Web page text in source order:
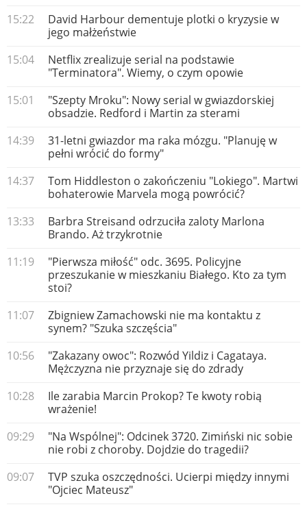
15:22
David Harbour dementuje plotki o kryzysie w
jego małżeństwie
15:04
Netflix zrealizuje serial na podstawie
"Terminatora". Wiemy, o czym opowie
15:01
"Szepty Mroku": Nowy serial w gwiazdorskiej
obsadzie. Redford i Martin za sterami
14:39
31-letni gwiazdor ma raka mózgu. "Planuję w
pełni wrócić do formy"
14:37
Tom Hiddleston o zakończeniu "Lokiego". Martwi
bohaterowie Marvela mogą powrócić?
13:33
Barbra Streisand odrzuciła zaloty Marlona
Brando. Aż trzykrotnie
11:19
"Pierwsza miłość" odc. 3695. Policyjne
przeszukanie w mieszkaniu Białego. Kto za tym
stoi?
11:07
Zbigniew Zamachowski nie ma kontaktu z
synem? "Szuka szczęścia"
10:56
"Zakazany owoc": Rozwód Yildiz i Cagataya.
Mężczyzna nie przyznaje się do zdrady
10:28
Ile zarabia Marcin Prokop? Te kwoty robią
wrażenie!
09:29
"Na Wspólnej": Odcinek 3720. Zimiński nic sobie
nie robi z choroby. Dojdzie do tragedii?
09:07
TVP szuka oszczędności. Ucierpi między innymi
"Ojciec Mateusz"